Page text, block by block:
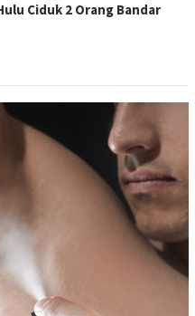
Ciduk 2 Orang Bandar